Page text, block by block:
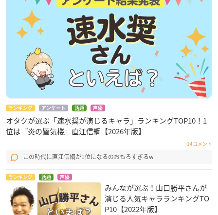
ランキング アンケート 話題 声優
オタクが選ぶ「速水奨が演じるキャラ」ランキングTOP10！1
位は『炎の蜃気楼』直江信綱【2026年版】
14コメント
この時代に直江信綱が1位になるのおもろすぎるw
ランキング 話題 声優
みんなが選ぶ！山口勝平さんが
演じる人気キャラランキングTO
P10【2022年版】